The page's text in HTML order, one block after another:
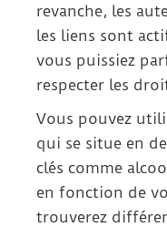
revanche, les
les liens sont
vous puissiez
respecter les
Vous pouvez
qui se situe en
clés comme
en fonction de
trouverez